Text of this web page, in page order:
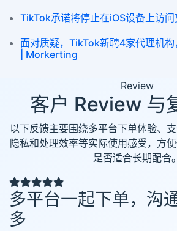
TikTok承诺将停止在iOS设备上访
面对质疑，TikTok新聘4家代理机
| Morkerting
Review
客户 Review 与
以下反馈主要围绕多平台下单体验、
隐私和处理效率等实际使用感受，方
是否适合长期配合。
多平台一起下单，沟
多